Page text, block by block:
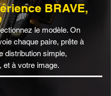
BRAVE,
le modèle. On
chaque paire, prête à
distribution simple,
et à votre image.